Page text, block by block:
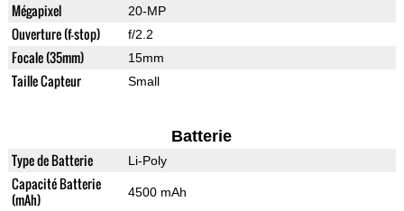
Mégapixel 20-MP
Ouverture (f-stop) f/2.2
Focale (35mm) 15mm
Taille Capteur Small
Batterie
Type de Batterie Li-Poly
Capacité Batterie
(mAh)
4500 mAh